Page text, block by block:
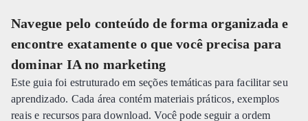
Navegue pelo conteúdo de forma organizada e
encontre exatamente o que você precisa para
dominar IA no marketing
Este guia foi estruturado em seções temáticas para facilitar seu
aprendizado. Cada área contém materiais práticos, exemplos
reais e recursos para download. Você pode seguir a ordem